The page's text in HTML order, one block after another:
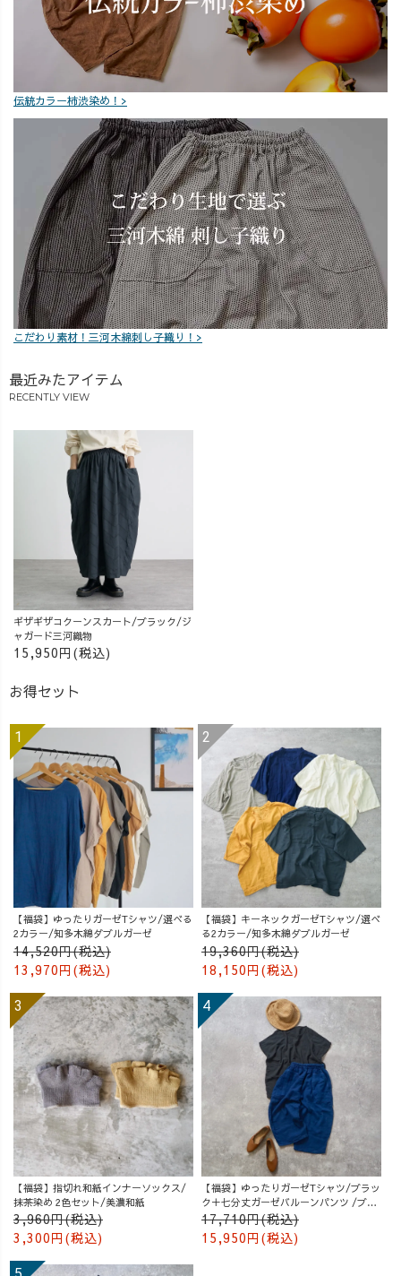
伝統カラー柿渋染め！>
こだわり素材！三河木綿刺し子織り！>
最近みたアイテム
RECENTLY VIEW
ギザギザコクーンスカート/ブラック/ジ
ャガード三河織物
15,950円(税込)
お得セット
【福袋】ゆったりガーゼTシャツ/選べる
2カラー/知多木綿ダブルガーゼ
14,520円(税込)
13,970円(税込)
【福袋】キーネックガーゼTシャツ/選べ
る2カラー/知多木綿ダブルガーゼ
19,360円(税込)
18,150円(税込)
【福袋】指切れ和紙インナーソックス/
抹茶染め 2色セット/美濃和紙
3,960円(税込)
3,300円(税込)
【福袋】ゆったりガーゼTシャツ/ブラッ
ク＋七分丈ガーゼバルーンパンツ /ブル
ー
17,710円(税込)
15,950円(税込)